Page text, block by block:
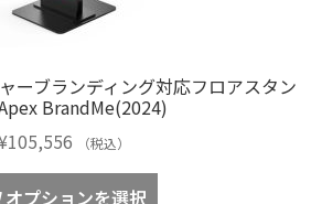
ーブランディング対応フロアスタン
BrandMe(2024)
105,556 （税込）
オプションを選択